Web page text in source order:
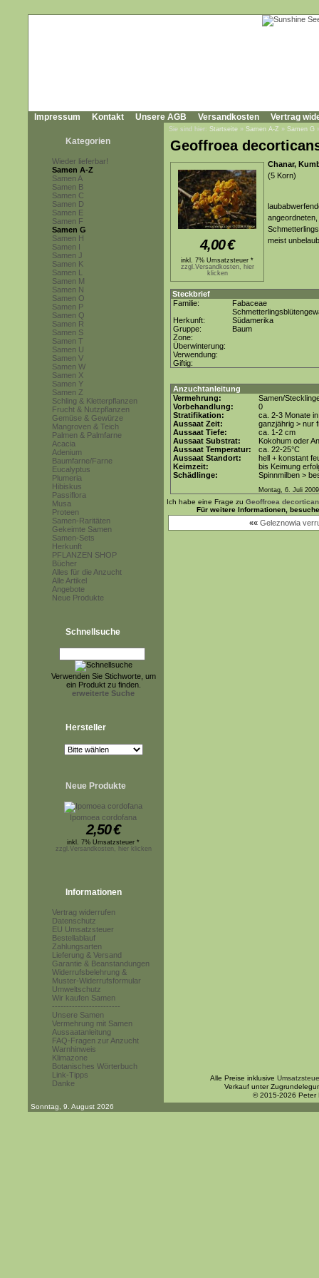
Impressum Kontakt Unsere AGB Versandkosten Vertrag
Kategorien
Wieder lieferbar!
Samen A-Z
Samen A
Samen B
Samen C
Samen D
Samen E
Samen F
Samen G
Samen H
Samen I
Samen J
Samen K
Samen L
Samen M
Samen N
Samen O
Samen P
Samen Q
Samen R
Samen S
Samen T
Samen U
Samen V
Samen W
Samen X
Samen Y
Samen Z
Schling & Kletterpflanzen
Frucht & Nutzpflanzen
Gemüse & Gewürze
Mangroven & Teich
Palmen & Palmfarne
Acacia
Adenium
Baumfarne/Farne
Eucalyptus
Plumeria
Hibiskus
Passiflora
Musa
Proteen
Samen-Raritäten
Gekeimte Samen
Samen-Sets
Herkunft
PFLANZEN SHOP
Bücher
Alles für die Anzucht
Alle Artikel
Angebote
Neue Produkte
Schnellsuche
Verwenden Sie Stichworte, um
ein Produkt zu finden.
erweiterte Suche
Hersteller
Neue Produkte
Ipomoea cordofana
2,50€
inkl. 7% Umsatzsteuer *
zzgl.Versandkosten, hier klicken
Informationen
Vertrag widerrufen
Datenschutz
EU Umsatzsteuer
Bestellablauf
Zahlungsarten
Lieferung & Versand
Garantie & Beanstandungen
Widerrufsbelehrung &
Muster-Widerrufsformular
Umweltschutz
Wir kaufen Samen
------------------------
Unsere Samen
Vermehrung mit Samen
Aussaatanleitung
FAQ-Fragen zur Anzucht
Warnhinweis
Klimazone
Botanisches Wörterbuch
Link-Tipps
Danke
Sie sind hier: Startseite » Samen A-Z » Samen G
Geoffroea
4,00€
inkl. 7% Umsatzsteuer *
zzgl.Versandkosten, hier
klicken
Chanar,
(5 Korn)
meist
Steckbrief
Familie:
Fabaceae
Herkunft:
Südamerika
Gruppe:
Baum
Zone:
Überwinterung:
Verwendung:
Giftig:
Anzuchtanleitung
Vermehrung:
Samen/
Vorbehandlung:
0
Stratifikation:
ca. 2-3 Monate
Aussaat Zeit:
ganzjährig > nur
Aussaat Tiefe:
ca. 1-2 cm
Aussaat Substrat:
Kokohum oder
Aussaat Temperatur:
ca. 22-25°C
Aussaat Standort:
hell + konstant
Keimzeit:
bis Keimung
Schädlinge:
Spinnmilben >
Montag, 6. Juli 2009
Ich habe eine Frage zu Geoffroea
Für weitere Informationen,
«« Geleznowia
Alle Preise inklusive
Verkauf unter
© 2015-2026 Peter
Sonntag, 9. August 2026